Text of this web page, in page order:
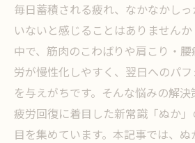
毎日蓄積される疲れ、なかなかし
いないと感じることはありません
中で、筋肉のこわばりや肩こり・
労が慢性化しやすく、翌日へのパ
を与えがちです。そんな悩みの解
疲労回復に着目した新常識「ぬか
目を集めています。本記事では、